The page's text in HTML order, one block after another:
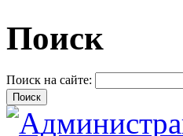
Поиск
Поиск на сайте: